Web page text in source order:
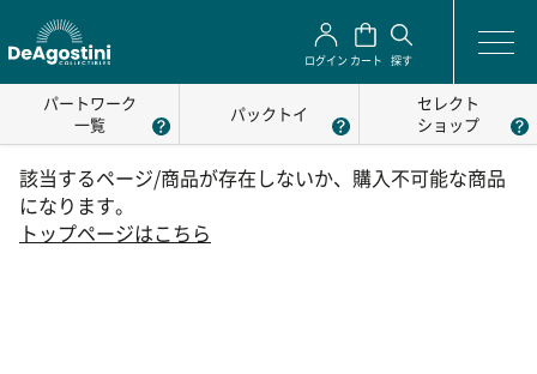
ログイン カート 探す
パートワーク
一覧
パックトイ
セレクト
ショップ
該当するページ/商品が存在しないか、購入不可能な商品
になります。
トップページはこちら